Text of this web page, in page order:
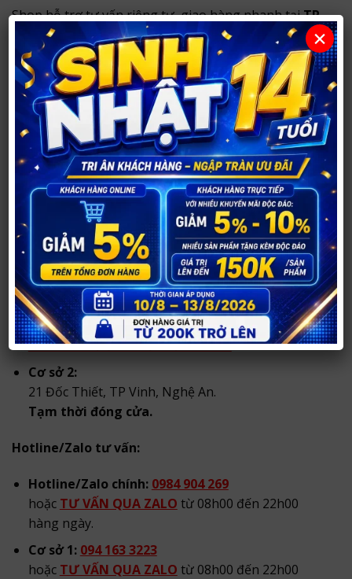
Shop hỗ trợ tư vấn riêng tư, giao hàng nhanh tạiTP
Vinh
và ship toàn quốc với hình thức đóng gói kín
đáo, bảo mật thông tin khách hàng.
Thông tin mua hàng tại Shop Người Lớn
Shop hỗ trợ tư vấn kín đáo, giao hàng nhanh trong
nội thành Vinhvàship hàng toàn quốc.
Sản phẩm được đóng gói cẩn thận, bảo mật thông tin
khách hàng và không ghi tên sản phẩm nhạy cảm
Địa chỉ cửa hàng:
Cơ sở 1:
290 Võ Nguyên Hiến, TP Vinh, Nghệ An
(đường Phong Đình Cảng cũ, TP. Vinh)
XEM CHỈ ĐƯỜNG TỚI CỬA HÀNG
Cơ sở 2:
21 Đốc Thiết, TP Vinh, Nghệ An.
Tạm thời đóng cửa.
Hotline/Zalo tư vấn:
Hotline/Zalo chính: 0984 904 269
hoặc TƯ VẤN QUA ZALO từ 08h00 đến 22h00
hàng ngày.
Cơ sở 1: 094 163 3223
hoặc TƯ VẤN QUA ZALO từ 08h00 đến 22h00
×